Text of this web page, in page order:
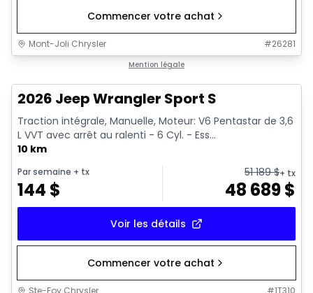
Commencer votre achat
Mont-Joli Chrysler #26281
Mention légale
2026 Jeep Wrangler Sport S
Traction intégrale, Manuelle, Moteur: V6 Pentastar de 3,6
L VVT avec arrêt au ralenti - 6 Cyl. - Ess...
10 km
Par semaine + tx
144 $
51 189$+ tx
48 689$
Voir les détails
Commencer votre achat